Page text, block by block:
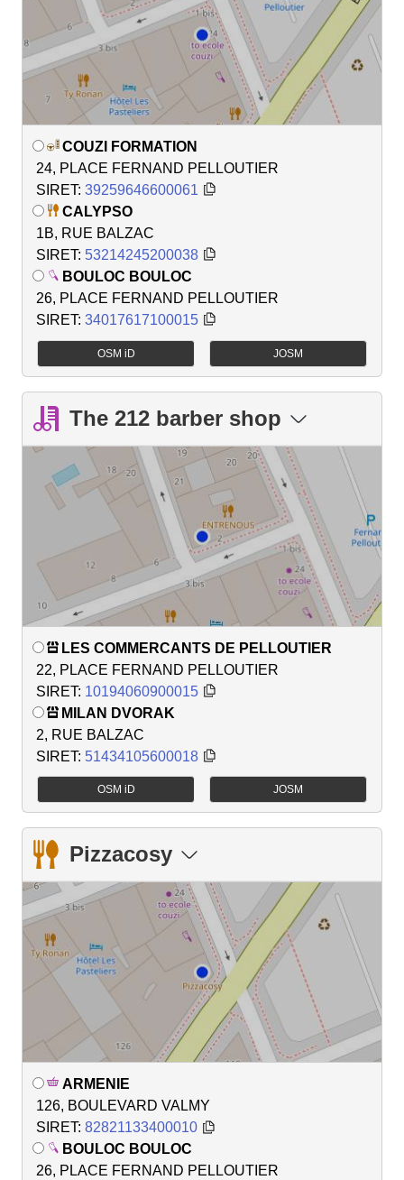
COUZI FORMATION
24, PLACE FERNAND PELLOUTIER
SIRET: 39259646600061
CALYPSO
1B, RUE BALZAC
SIRET: 53214245200038
BOULOC BOULOC
26, PLACE FERNAND PELLOUTIER
SIRET: 34017617100015
OSM iD JOSM
The 212 barber shop
LES COMMERCANTS DE PELLOUTIER
22, PLACE FERNAND PELLOUTIER
SIRET: 10194060900015
MILAN DVORAK
2, RUE BALZAC
SIRET: 51434105600018
OSM iD JOSM
Pizzacosy
ARMENIE
126, BOULEVARD VALMY
SIRET: 82821133400010
BOULOC BOULOC
26, PLACE FERNAND PELLOUTIER